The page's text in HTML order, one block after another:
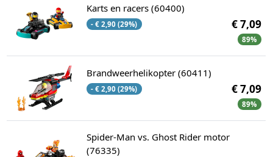
Karts en racers (60400)
- € 2,90 (29%) € 7,09
89%
Brandweerhelikopter (60411)
- € 2,90 (29%) € 7,09
89%
Spider-Man vs. Ghost Rider motor
(76335)